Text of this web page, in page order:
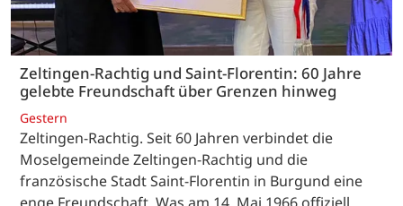
Zeltingen-Rachtig und Saint-Florentin: 60 Jahre
gelebte Freundschaft über Grenzen hinweg
Gestern
Zeltingen-Rachtig. Seit 60 Jahren verbindet die
Moselgemeinde Zeltingen-Rachtig und die
französische Stadt Saint-Florentin in Burgund eine
enge Freundschaft. Was am 14. Mai 1966 offiziell